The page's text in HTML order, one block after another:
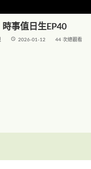
事值日生EP40
access_time 2026-01-12 44 次總觀看